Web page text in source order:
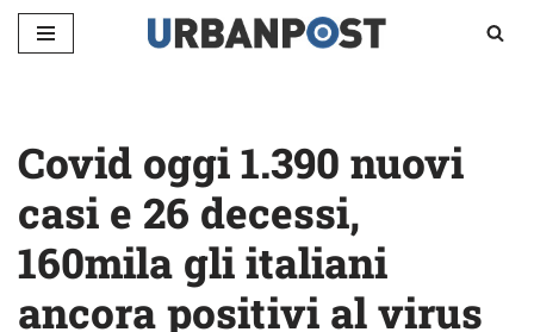
Covid oggi 1.390 nuovi
casi e 26 decessi,
160mila gli italiani
ancora positivi al virus